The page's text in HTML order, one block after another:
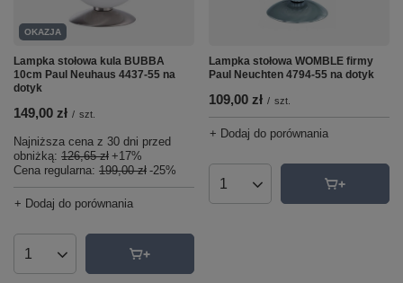
OKAZJA
Lampka stołowa kula BUBBA
10cm Paul Neuhaus 4437-55 na
dotyk
149,00 zł / szt.
Najniższa cena z 30 dni przed
obniżką: 126,65 zł +17%
Cena regularna: 199,00 zł -25%
+ Dodaj do porównania
Ilość produktów
Lampka stołowa WOMBLE firmy
Paul Neuchten 4794-55 na dotyk
109,00 zł / szt.
+ Dodaj do porównania
Ilość produktów